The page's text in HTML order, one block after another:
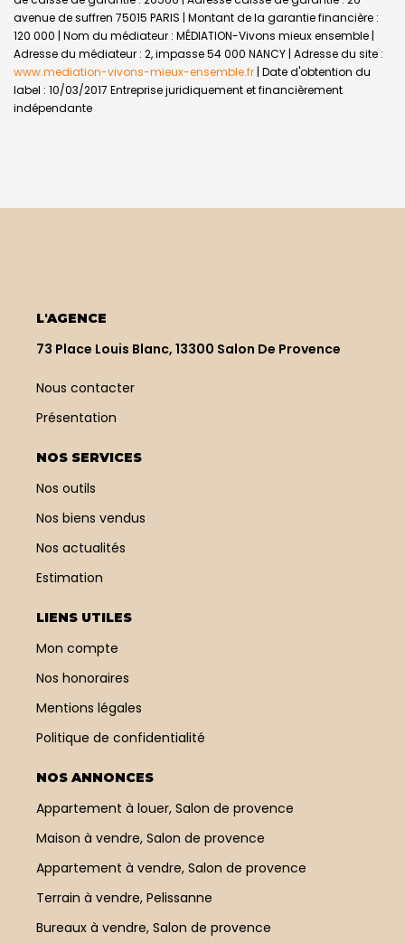
avenue de suffren 75015 PARIS | Montant de la garantie financière :
120 000 | Nom du médiateur : MÉDIATION-Vivons mieux ensemble |
Adresse du médiateur : 2, impasse 54 000 NANCY | Adresse du site :
www.mediation-vivons-mieux-ensemble.fr | Date d'obtention du
label : 10/03/2017 Entreprise juridiquement et financièrement
indépendante
L'AGENCE
73 Place Louis Blanc, 13300 Salon De Provence
Nous contacter
Présentation
NOS SERVICES
Nos outils
Nos biens vendus
Nos actualités
Estimation
LIENS UTILES
Mon compte
Nos honoraires
Mentions légales
Politique de confidentialité
NOS ANNONCES
Appartement à louer, Salon de provence
Maison à vendre, Salon de provence
Appartement à vendre, Salon de provence
Terrain à vendre, Pelissanne
Bureaux à vendre, Salon de provence